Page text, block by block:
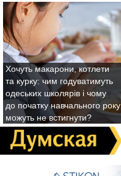
Хочуть макарони, котлети
та курку: чим годуватимуть
одеських школярів і чому
до початку навчального року
можуть не встигнути?